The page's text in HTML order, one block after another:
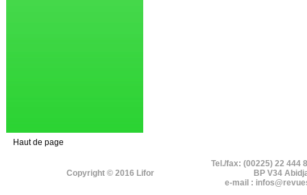
Haut de page
Copyright © 2016 Lifor
Tel./fax: (00225) 22 444
BP V34
e-mail :